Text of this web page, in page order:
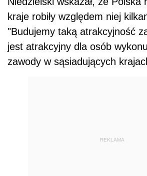
kraje robiły względem niej
"Budujemy taką atrakcyjność
jest atrakcyjny dla osób
zawody w sąsiadujących
REKLAMA